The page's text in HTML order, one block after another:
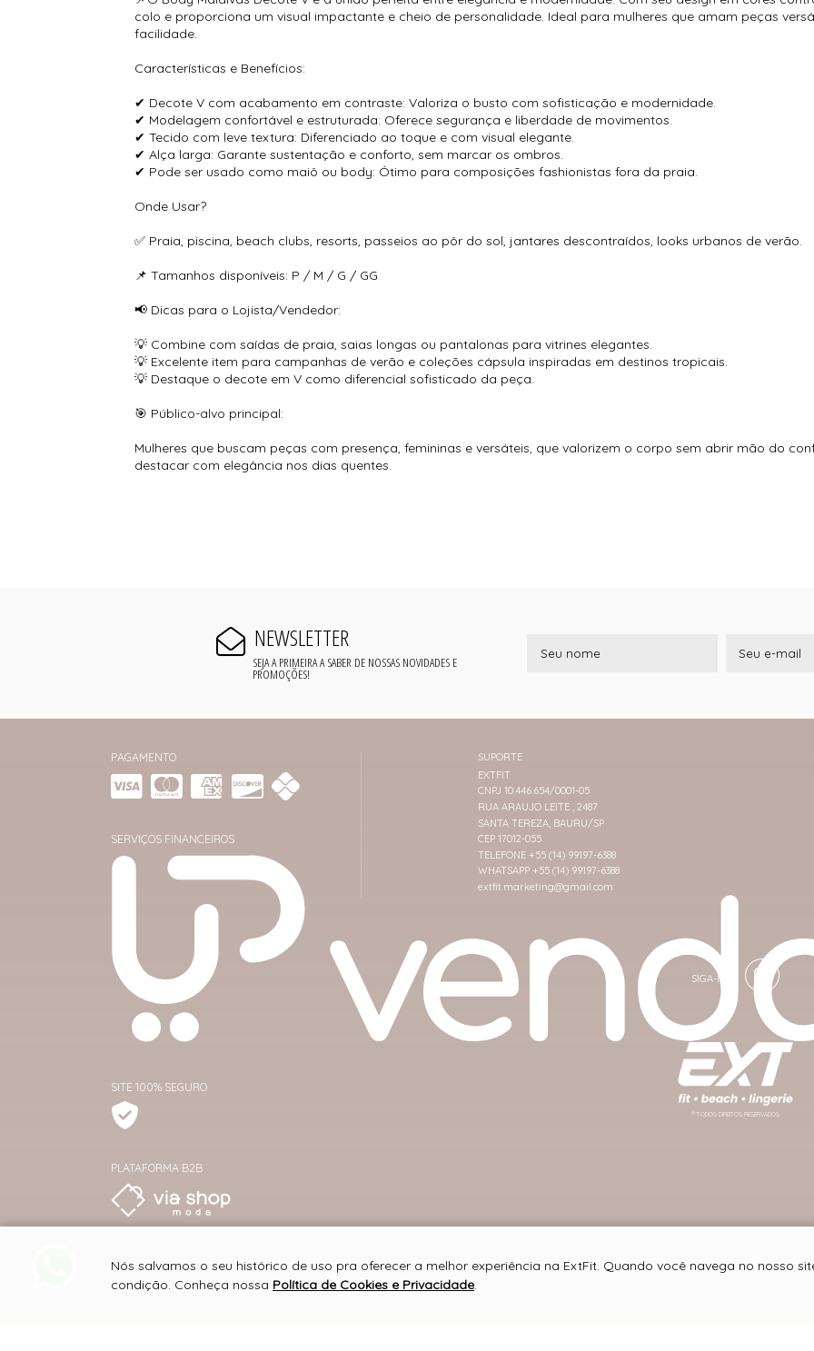
colo e proporciona um visual impactante e cheio de personalidade. Ideal para mulheres que amam peças
facilidade.
Características e Benefícios:
✔ Decote V com acabamento em contraste: Valoriza o busto com sofisticação e modernidade.
✔ Modelagem confortável e estruturada: Oferece segurança e liberdade de movimentos.
✔ Tecido com leve textura: Diferenciado ao toque e com visual elegante.
✔ Alça larga: Garante sustentação e conforto, sem marcar os ombros.
✔ Pode ser usado como maiô ou body: Ótimo para composições fashionistas fora da praia.
Onde Usar?
✅ Praia, piscina, beach clubs, resorts, passeios ao pôr do sol, jantares descontraídos, looks urbanos de verão.
📌 Tamanhos disponíveis: P / M / G / GG
📢 Dicas para o Lojista/Vendedor:
💡 Combine com saídas de praia, saias longas ou pantalonas para vitrines elegantes.
💡 Excelente item para campanhas de verão e coleções cápsula inspiradas em destinos tropicais.
💡 Destaque o decote em V como diferencial sofisticado da peça.
🎯 Público-alvo principal:
Mulheres que buscam peças com presença, femininas e versáteis, que valorizem o corpo sem abrir mão do
destacar com elegância nos dias quentes.
NEWSLETTER
SEJA A PRIMEIRA A SABER DE NOSSAS NOVIDADES E
PROMOÇÕES!
PAGAMENTO
SERVIÇOS FINANCEIROS
SITE 100% SEGURO
PLATAFORMA B2B
SUPORTE
EXTFIT
CNPJ 10.446.654/0001-05
RUA ARAUJO LEITE , 2487
SANTA TEREZA, BAURU/SP
CEP 17012-055
TELEFONE +55 (14) 99197-6388
WHATSAPP +55 (14) 99197-6388
extfit.marketing@gmail.com
® TODOS DIREITOS RESERVADOS
Nós salvamos o seu histórico de uso pra oferecer a melhor experiência na ExtFit. Quando você navega no nosso
condição. Conheça nossa Política de Cookies e Privacidade.